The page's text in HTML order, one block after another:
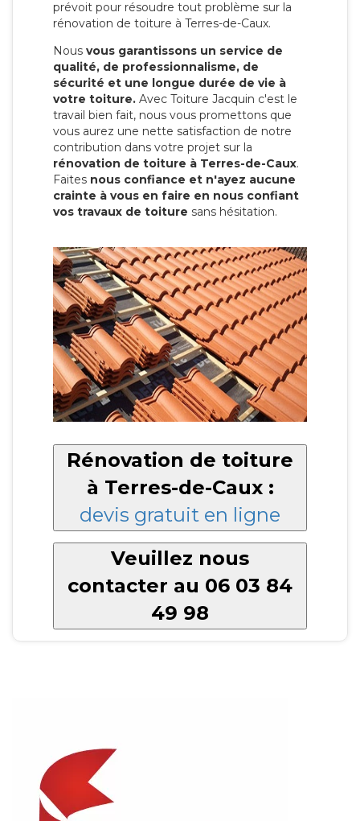
prévoit pour résoudre tout problème sur la
rénovation de toiture à Terres-de-Caux.
Nous vous garantissons un service de
qualité, de professionnalisme, de
sécurité et une longue durée de vie à
votre toiture. Avec Toiture Jacquin c'est le
travail bien fait, nous vous promettons que
vous aurez une nette satisfaction de notre
contribution dans votre projet sur la
rénovation de toiture à Terres-de-Caux.
Faites nous confiance et n'ayez aucune
crainte à vous en faire en nous confiant
vos travaux de toiture sans hésitation.
Rénovation de toiture
à Terres-de-Caux :
devis gratuit en ligne
Veuillez nous
contacter au 06 03 84
49 98